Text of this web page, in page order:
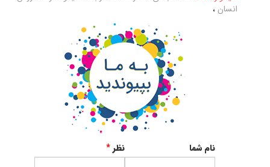
انسان،
نام شما نظر*